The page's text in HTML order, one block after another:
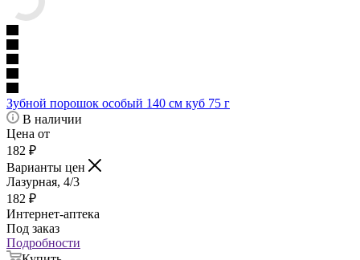
Зубной порошок особый 140 см куб 75 г
В наличии
Цена от
182 ₽
Варианты цен
Лазурная, 4/3
182 ₽
Интернет-аптека
Под заказ
Подробности